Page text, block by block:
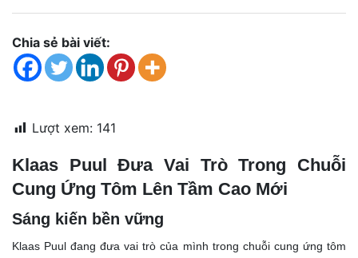
Hướng
lắp
đặt
chia
sẻ
hệ
Chia sẻ bài viết:
Lượt xem: 141
Klaas Puul Đưa Vai Trò Trong Chuỗi
Cung Ứng Tôm Lên Tầm Cao Mới
Sáng kiến bền vững
Klaas Puul đang đưa vai trò của mình trong chuỗi cung ứng tôm